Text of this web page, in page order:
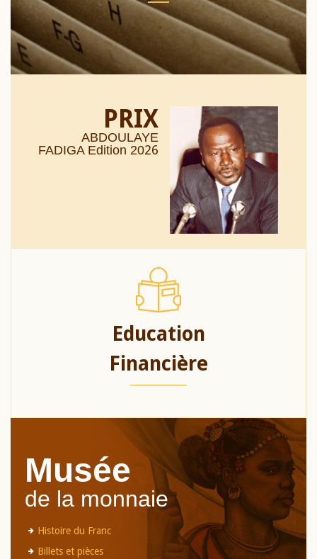
PRIX
ABDOULAYE
FADIGA Edition 2026
Education
Financière
Musée
de la monnaie
Histoire du Franc
Billets et pièces